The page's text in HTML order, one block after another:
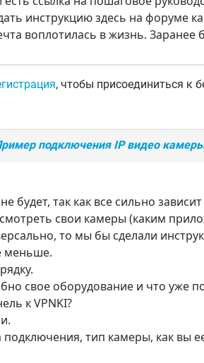
инструкцию здесь на форуме
воплотилась в жизнь. Заранее
, чтобы присоединиться к
подключения IP видео
будет, так как все сильно
свои камеры (каким
то мы бы сделали
меньше.
свое оборудование и что уже
к VPNKI?
подключения, тип камеры, как вы